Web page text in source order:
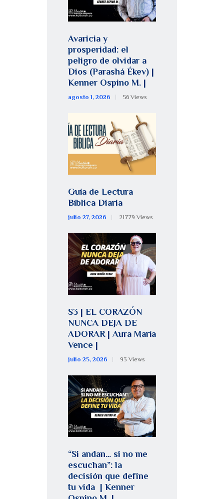
Avaricia y
prosperidad: el
peligro de olvidar a
Dios (Parashá Ékev) |
Kenner Ospino M. |
agosto 1, 2026 56 Views
Guía de Lectura
Bíblica Diaria
julio 27, 2026 21779 Views
S3 | EL CORAZÓN
NUNCA DEJA DE
ADORAR | Aura María
Vence |
julio 25, 2026 93 Views
“Si andan… si no me
escuchan”: la
decisión que define
tu vida | Kenner